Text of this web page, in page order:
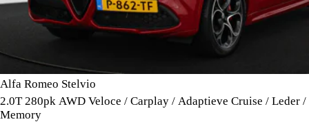
Alfa Romeo Stelvio
2.0T 280pk AWD Veloce / Carplay / Adaptieve Cruise / Leder /
Memory